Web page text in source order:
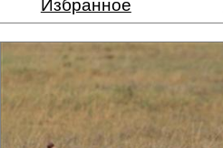
Избранное